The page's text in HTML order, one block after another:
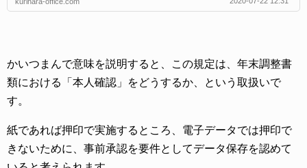
かいつまんで意味を説明すると、この規定は、年末調整書
類における「本人確認」をどうするか、という取扱いで
す。
紙であれば押印で実施するところ、電子データでは押印で
きないために、事前承認を要件としてデータ保存を認めて